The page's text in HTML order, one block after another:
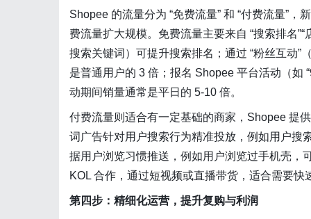
Shopee 的流量分为 “免费流量” 和 “付费流量”
费流量扩大规模。免费流量主要来自 “搜索排名
搜索关键词）可提升搜索排名；通过 “粉丝互动
是普通用户的 3 倍；报名 Shopee 平台活动（如
动期间销量通常是平日的 5-10 倍。
付费流量则适合有一定基础的商家，Shopee 提供
词广告针对用户搜索行为精准投放，例如用户搜
据用户浏览习惯推送，例如用户浏览过手机壳，
KOL 合作，通过短视频或直播带货，适合需要快
第四步：精细化运营，提升复购与利润